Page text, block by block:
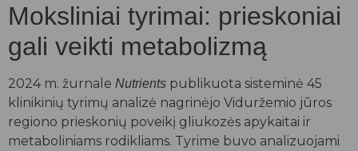
Moksliniai tyrimai: prieskoniai
gali veikti metabolizmą
2024 m. žurnale Nutrients publikuota sisteminė 45
klinikinių tyrimų analizė nagrinėjo Viduržemio jūros
regiono prieskonių poveikį gliukozės apykaitai ir
metaboliniams rodikliams. Tyrime buvo analizuojami